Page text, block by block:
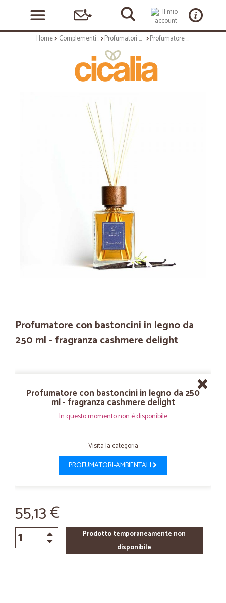
Home Complementi arredo Profumatori ambientali Profumatore con bastoncini in legno da 250 ml - fragranza cashmere delight
Profumatore con bastoncini in legno da
250 ml - fragranza cashmere delight
Profumatore con bastoncini in legno da 250
ml - fragranza cashmere delight
In questo momento non è disponibile
Visita la categoria
PROFUMATORI-AMBIENTALI
55,13 €
Prodotto temporaneamente non
disponibile